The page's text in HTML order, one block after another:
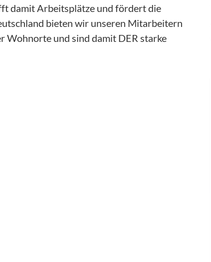
damit Arbeitsplätze und fördert die
bieten wir unseren Mitarbeitern
Wohnorte und sind damit DER starke